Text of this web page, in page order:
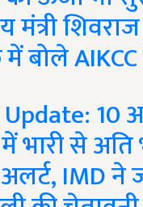
मंत्री
बोले
10
भारी से अति
IMD ने